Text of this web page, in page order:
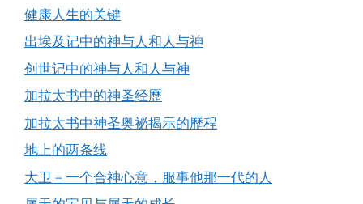
健康人生的关键
出埃及记中的神与人和人与神
创世记中的神与人和人与神
加拉太书中的神圣经歷
加拉太书中神圣奥祕揭示的歷程
地上的两条线
大卫－一个合神心意，服事他那一代的人